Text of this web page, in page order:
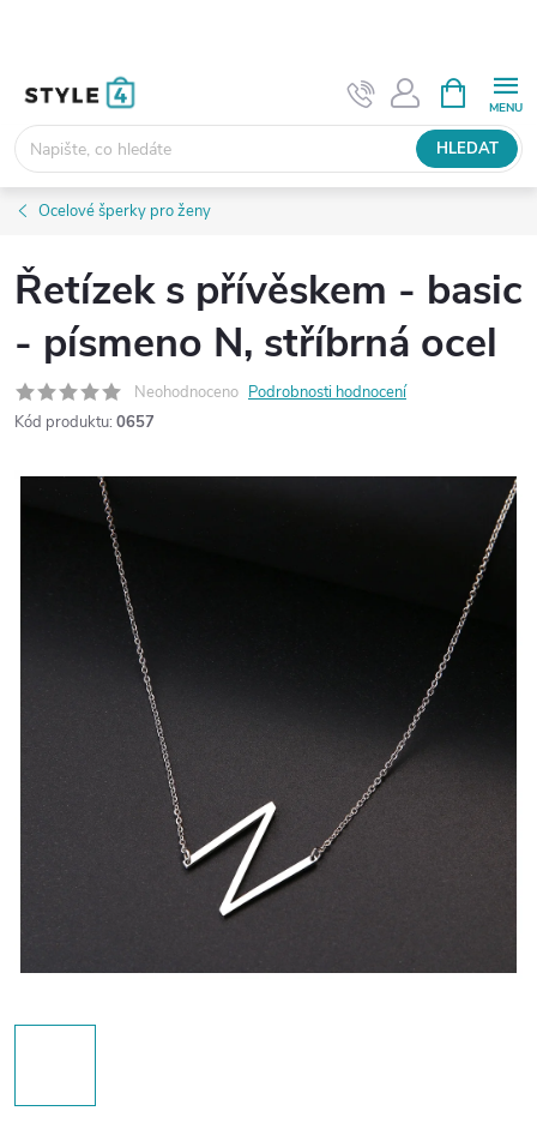
HLEDAT
NÁKUPNÍ
KOŠÍK
Ocelové šperky pro ženy
Řetízek s přívěskem - basic
- písmeno N, stříbrná ocel
Neohodnoceno Podrobnosti hodnocení
Kód produktu: 0657